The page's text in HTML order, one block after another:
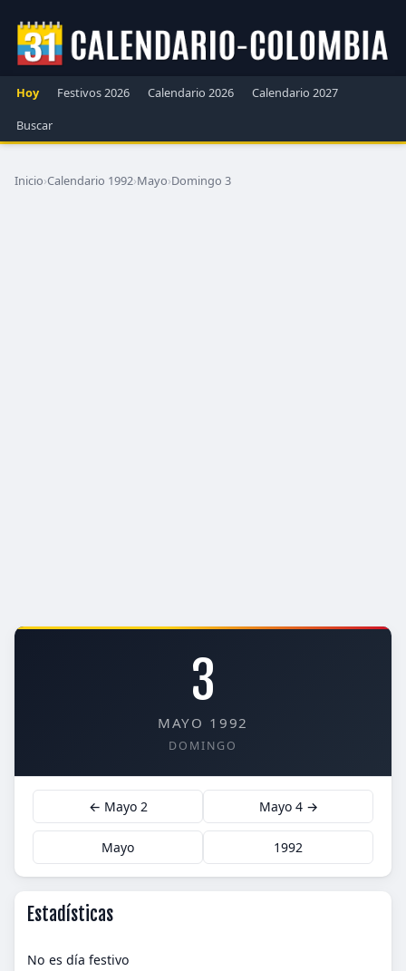
Hoy Festivos 2026 Calendario 2026
Calendario 2027
Buscar
Inicio›Calendario 1992›Mayo›Domingo 3
3
MAYO 1992
DOMINGO
← Mayo 2 Mayo 4 →
Mayo 1992
Estadísticas
No es día festivo